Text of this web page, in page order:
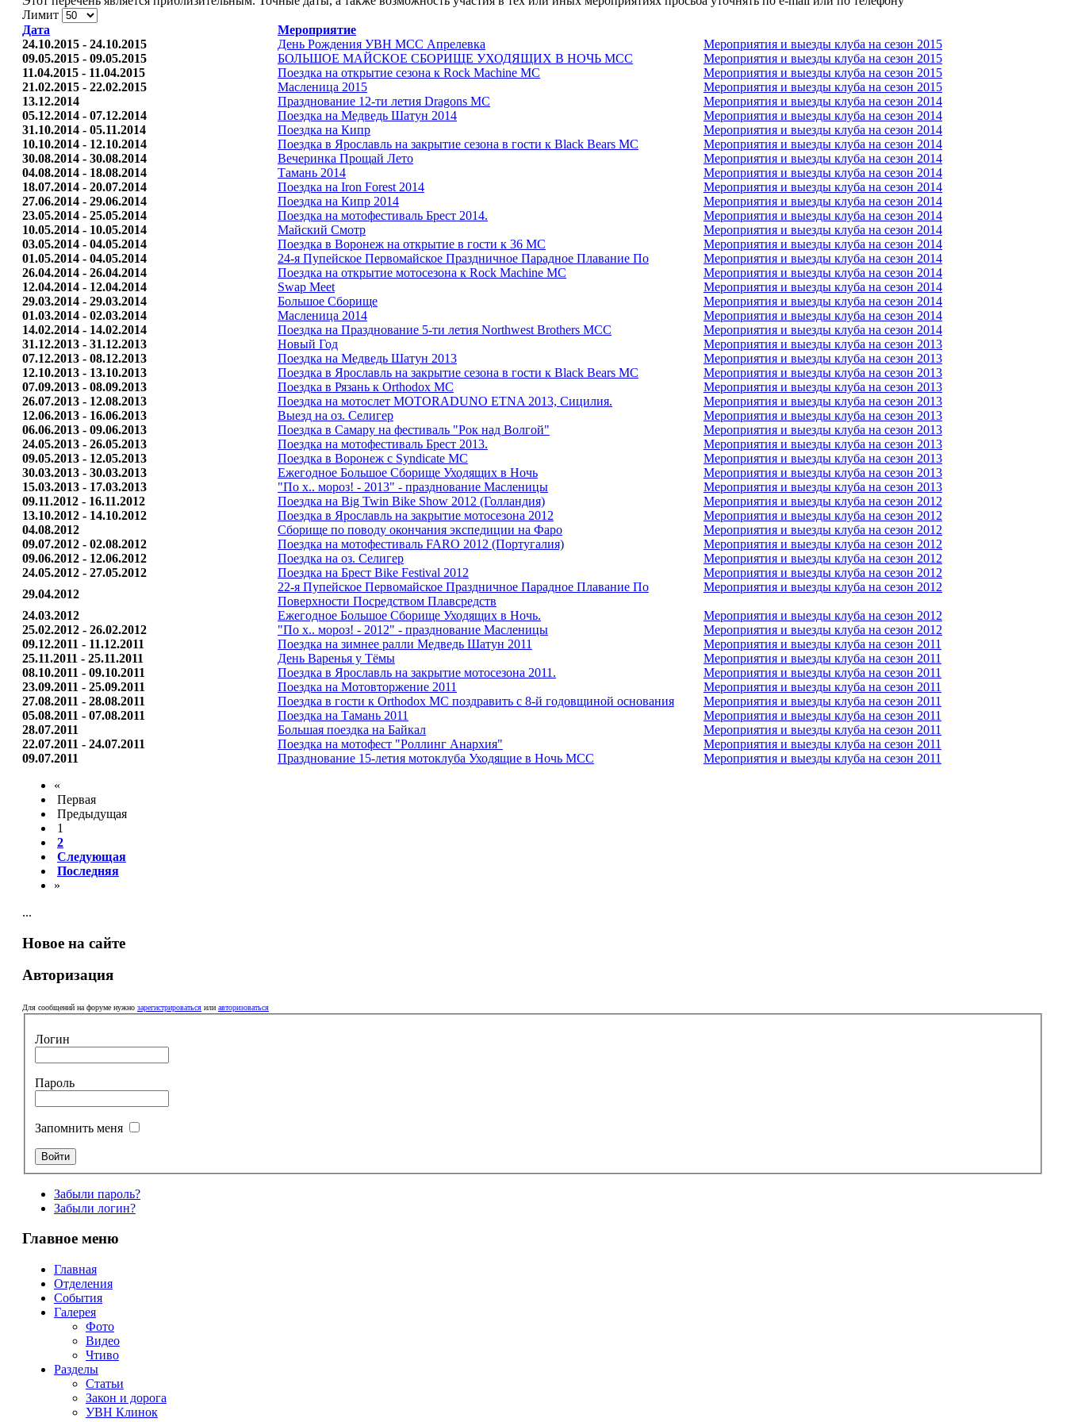
Лимит
Дата
Мероприятие
24.10.2015 - 24.10.2015
День Рождения УВН МСС Апрелевка
Мероприятия и выезды клуба на сезон 2015
09.05.2015 - 09.05.2015
БОЛЬШОЕ МАЙСКОЕ СБОРИЩЕ УХОДЯЩИХ В НОЧЬ МСС
Мероприятия и выезды клуба на сезон 2015
11.04.2015 - 11.04.2015
Поездка на открытие сезона к Rock Machine MC
Мероприятия и выезды клуба на сезон 2015
21.02.2015 - 22.02.2015
Масленица 2015
Мероприятия и выезды клуба на сезон 2015
13.12.2014
Празднование 12-ти летия Dragons MC
Мероприятия и выезды клуба на сезон 2014
05.12.2014 - 07.12.2014
Поездка на Медведь Шатун 2014
Мероприятия и выезды клуба на сезон 2014
31.10.2014 - 05.11.2014
Поездка на Кипр
Мероприятия и выезды клуба на сезон 2014
10.10.2014 - 12.10.2014
Поездка в Ярославль на закрытие сезона в гости к Black Bears MC
Мероприятия и выезды клуба на сезон 2014
30.08.2014 - 30.08.2014
Вечеринка Прощай Лето
Мероприятия и выезды клуба на сезон 2014
04.08.2014 - 18.08.2014
Тамань 2014
Мероприятия и выезды клуба на сезон 2014
18.07.2014 - 20.07.2014
Поездка на Iron Forest 2014
Мероприятия и выезды клуба на сезон 2014
27.06.2014 - 29.06.2014
Поездка на Кипр 2014
Мероприятия и выезды клуба на сезон 2014
23.05.2014 - 25.05.2014
Поездка на мотофестиваль Брест 2014.
Мероприятия и выезды клуба на сезон 2014
10.05.2014 - 10.05.2014
Майский Cмотр
Мероприятия и выезды клуба на сезон 2014
03.05.2014 - 04.05.2014
Поездка в Воронеж на открытие в гости к 36 MC
Мероприятия и выезды клуба на сезон 2014
01.05.2014 - 04.05.2014
24-я Пупейское Первомайское Праздничное Парадное Плавание По
Мероприятия и выезды клуба на сезон 2014
26.04.2014 - 26.04.2014
Поездка на открытие мотосезона к Rock Machine MC
Мероприятия и выезды клуба на сезон 2014
12.04.2014 - 12.04.2014
Swap Meet
Мероприятия и выезды клуба на сезон 2014
29.03.2014 - 29.03.2014
Большое Сборище
Мероприятия и выезды клуба на сезон 2014
01.03.2014 - 02.03.2014
Масленица 2014
Мероприятия и выезды клуба на сезон 2014
14.02.2014 - 14.02.2014
Поездка на Празднование 5-ти летия Northwest Brothers MCC
Мероприятия и выезды клуба на сезон 2014
31.12.2013 - 31.12.2013
Новый Год
Мероприятия и выезды клуба на сезон 2013
07.12.2013 - 08.12.2013
Поездка на Медведь Шатун 2013
Мероприятия и выезды клуба на сезон 2013
12.10.2013 - 13.10.2013
Поездка в Ярославль на закрытие сезона в гости к Black Bears MC
Мероприятия и выезды клуба на сезон 2013
07.09.2013 - 08.09.2013
Поездка в Рязань к Orthodox MC
Мероприятия и выезды клуба на сезон 2013
26.07.2013 - 12.08.2013
Поездка на мотослет MOTORADUNO ETNA 2013, Сицилия.
Мероприятия и выезды клуба на сезон 2013
12.06.2013 - 16.06.2013
Выезд на оз. Селигер
Мероприятия и выезды клуба на сезон 2013
06.06.2013 - 09.06.2013
Поездка в Самару на фестиваль "Рок над Волгой"
Мероприятия и выезды клуба на сезон 2013
24.05.2013 - 26.05.2013
Поездка на мотофестиваль Брест 2013.
Мероприятия и выезды клуба на сезон 2013
09.05.2013 - 12.05.2013
Поездка в Воронеж c Syndicate MC
Мероприятия и выезды клуба на сезон 2013
30.03.2013 - 30.03.2013
Ежегодное Большое Сборище Уходящих в Ночь
Мероприятия и выезды клуба на сезон 2013
15.03.2013 - 17.03.2013
"По х.. мороз! - 2013" - празднование Масленицы
Мероприятия и выезды клуба на сезон 2013
09.11.2012 - 16.11.2012
Поездка на Big Twin Bike Show 2012 (Голландия)
Мероприятия и выезды клуба на сезон 2012
13.10.2012 - 14.10.2012
Поездка в Ярославль на закрытие мотосезона 2012
Мероприятия и выезды клуба на сезон 2012
04.08.2012
Сборище по поводу окончания экспедиции на Фаро
Мероприятия и выезды клуба на сезон 2012
09.07.2012 - 02.08.2012
Поездка на мотофестиваль FARO 2012 (Португалия)
Мероприятия и выезды клуба на сезон 2012
09.06.2012 - 12.06.2012
Поездка на оз. Селигер
Мероприятия и выезды клуба на сезон 2012
24.05.2012 - 27.05.2012
Поездка на Брест Bike Festival 2012
Мероприятия и выезды клуба на сезон 2012
29.04.2012
22-я Пупейское Первомайское Праздничное Парадное Плавание По
Поверхности Посредством Плавсредств
Мероприятия и выезды клуба на сезон 2012
24.03.2012 Ежегодное Большое Сборище Уходящих в Ночь.
Мероприятия и выезды клуба на сезон 2012
25.02.2012 - 26.02.2012
"По х.. мороз! - 2012" - празднование Масленицы
Мероприятия и выезды клуба на сезон 2012
09.12.2011 - 11.12.2011
Поездка на зимнее ралли Медведь Шатун 2011
Мероприятия и выезды клуба на сезон 2011
25.11.2011 - 25.11.2011
День Варенья у Тёмы
Мероприятия и выезды клуба на сезон 2011
08.10.2011 - 09.10.2011
Поездка в Ярославль на закрытие мотосезона 2011.
Мероприятия и выезды клуба на сезон 2011
23.09.2011 - 25.09.2011
Поездка на Мотовторжение 2011
Мероприятия и выезды клуба на сезон 2011
27.08.2011 - 28.08.2011
Поездка в гости к Orthodox MC поздравить с 8-й годовщиной основания
Мероприятия и выезды клуба на сезон 2011
05.08.2011 - 07.08.2011
Поездка на Тамань 2011
Мероприятия и выезды клуба на сезон 2011
28.07.2011
Большая поездка на Байкал
Мероприятия и выезды клуба на сезон 2011
22.07.2011 - 24.07.2011
Поездка на мотофест "Роллинг Анархия"
Мероприятия и выезды клуба на сезон 2011
09.07.2011
Празднование 15-летия мотоклуба Уходящие в Ночь МСС
Мероприятия и выезды клуба на сезон 2011
«
Первая
Предыдущая
1
2
Следующая
Последняя
»
...
Новое на сайте
Авторизация
Для сообщений на форуме нужно зарегистрироватьсяили авторизоваться
Логин
Пароль
Запомнить меня
Забыли пароль?
Забыли логин?
Главное меню
Главная
Отделения
События
Галерея
Фото
Видео
Чтиво
Разделы
Статьи
Закон и дорога
УВН Клинок